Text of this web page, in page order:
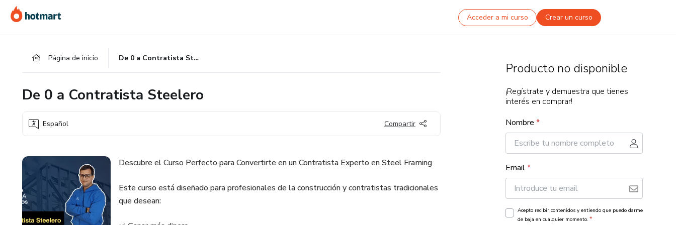
contenido
la
pie
Acceder a mi curso Crear un curso
Página de inicio De 0 a Contratista Steelero
De 0 a Contratista Steelero
Español Compartir
Descubre el Curso Perfecto para Convertirte en un Contratista Experto en Steel Framing
Este curso está diseñado para profesionales de la construcción y contratistas tradicionales
que desean:
Producto no disponible
¡Regístrate y demuestra que tienes
interés en comprar!
Nombre *
Email*
Acepto recibir contenidos y entiendo que puedo darme
de baja en cualquier momento. *